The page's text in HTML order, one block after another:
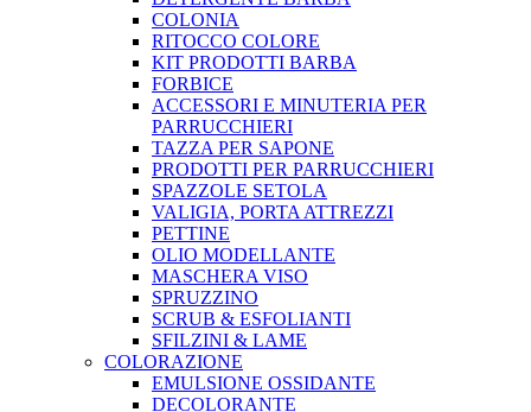
COLONIA
RITOCCO COLORE
KIT PRODOTTI BARBA
FORBICE
ACCESSORI E MINUTERIA PER
PARRUCCHIERI
TAZZA PER SAPONE
PRODOTTI PER PARRUCCHIERI
SPAZZOLE SETOLA
VALIGIA, PORTA ATTREZZI
PETTINE
OLIO MODELLANTE
MASCHERA VISO
SPRUZZINO
SCRUB & ESFOLIANTI
SFILZINI & LAME
COLORAZIONE
EMULSIONE OSSIDANTE
DECOLORANTE